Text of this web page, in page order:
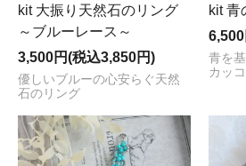
kit 大振り天然石のリング
～ブルーレース～
3,500円(税込3,850円)
優しいブルーの心安らぐ天然
石のリング
kit 青
青を
カッ